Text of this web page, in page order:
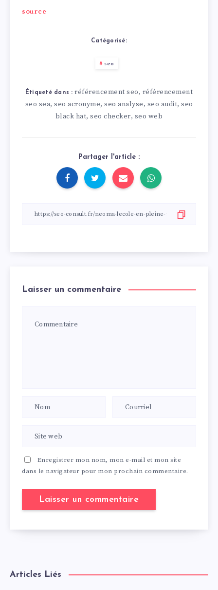
source
Catégorisé:
seo
Étiqueté dans : référencement seo, référencement
seo sea, seo acronyme, seo analyse, seo audit, seo
black hat,seo checker, seo web
Partager l'article :
Laisser un commentaire
Enregistrer mon nom, mon e-mail et mon site
dans le navigateur pour mon prochain commentaire.
Articles Liés